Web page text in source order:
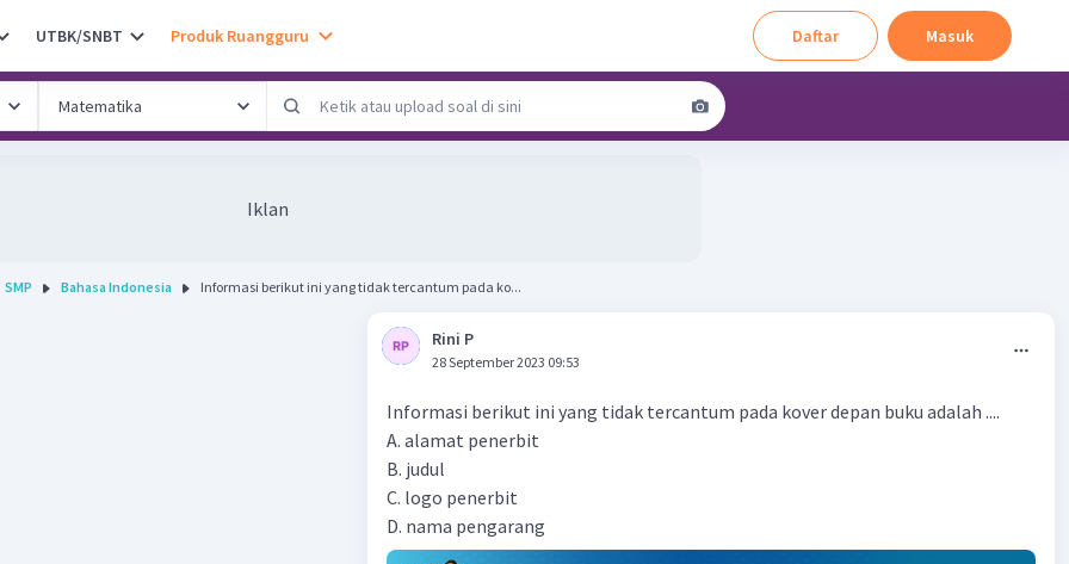
UTBK/SNBT Produk Ruangguru Daftar Masuk
Iklan
SMP Bahasa Indonesia Informasi berikut ini yang tidak tercantum pada ko...
Rini P
28 September 2023 09:53
Informasi berikut ini yang tidak tercantum pada kover depan buku adalah ....
A. alamat penerbit
B. judul
C. logo penerbit
D. nama pengarang